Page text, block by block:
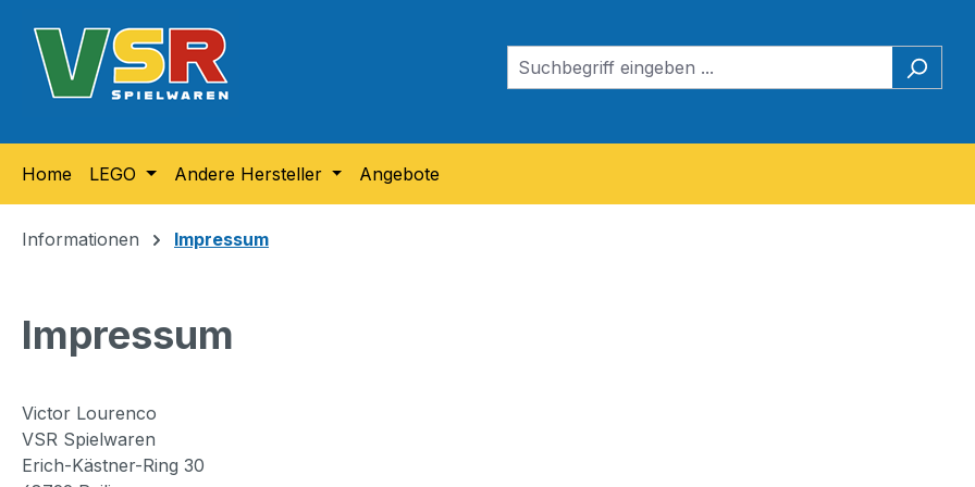
Hauptinhalt springen
Zur Suche springen
Zur Hauptnavigation springen
Home LEGO Andere Hersteller Angebote
Informationen Impressum
Impressum
Victor Lourenco
VSR Spielwaren
Erich-Kästner-Ring 30